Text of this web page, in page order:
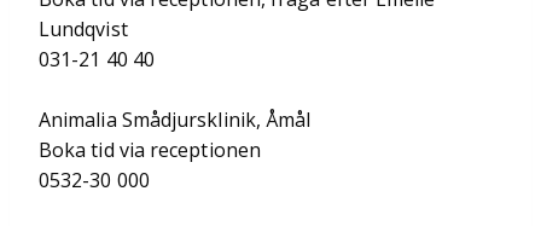
Lundqvist
031-21 40 40
Animalia Smådjursklinik, Åmål
Boka tid via receptionen
0532-30 000